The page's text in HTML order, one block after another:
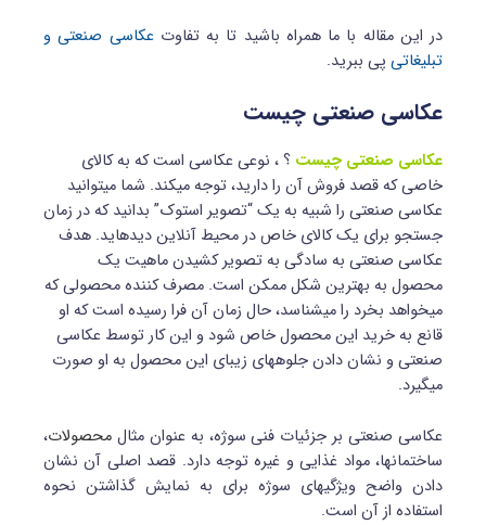
در این مقاله با ما همراه باشید تا به تفاوتعکاسی صنعتی و
تبلیغاتی پی ببرید.
عکاسی صنعتی چیست
عکاسی صنعتی چیست ؟ ، نوعی عکاسی است که به کالای
خاصی که قصد فروش آن را دارید، توجه می‎کند. شما می‎توانید
عکاسی صنعتی را شبیه به یک “تصویر استوک” بدانید که در زمان
جستجو برای یک کالای خاص در محیط آنلاین دیده‎اید. هدف
عکاسی صنعتی به سادگی به تصویر کشیدن ماهیت یک
محصول به بهترین شکل ممکن است. مصرف‎ کننده محصولی که
می‎خواهد بخرد را می‎شناسد، حال زمان آن فرا رسیده است که او
قانع به خرید این محصول خاص شود و این کار توسط عکاسی
صنعتی و نشان دادن جلوه‎های زیبای این محصول به او صورت
می‎گیرد.
عکاسی صنعتی بر جزئیات فنی سوژه، به عنوان مثال محصولات،
ساختمان‎ها، مواد غذایی و غیره توجه دارد. قصد اصلی آن نشان
دادن واضح ویژگی‎های سوژه برای به نمایش گذاشتن نحوه
استفاده از آن است.